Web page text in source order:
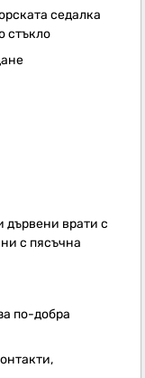
седалка
стъкло
дървени врати с
с пясъчна
по-добра